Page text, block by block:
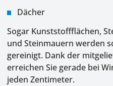
Dächer
Sogar Kunststoffflächen,
und Steinmauern werden
gereinigt. Dank der
erreichen Sie gerade bei
jeden Zentimeter.